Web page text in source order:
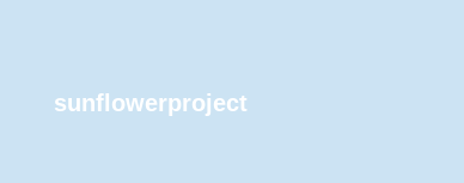
sunflowerproject